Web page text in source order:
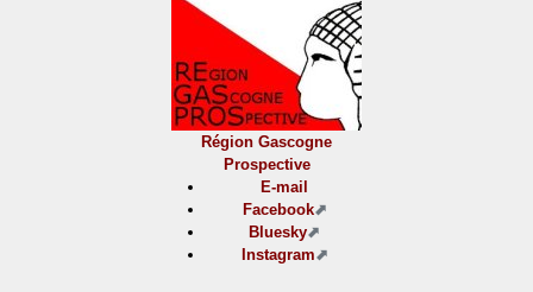
Région Gascogne
Prospective
E-mail
Facebook
Bluesky
Instagram